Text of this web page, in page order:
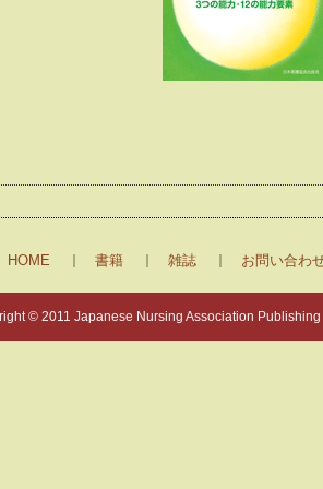
HOME 書籍 雑誌 お問い合わ
© 2011 Japanese Nursing Association